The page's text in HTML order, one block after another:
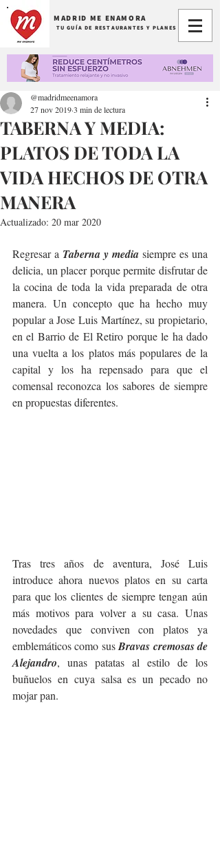
MADRID ME ENAMORA
TU GUÍA DE RESTAURANTES Y PLANES
TABERNA Y MEDIA:
PLATOS DE TODA LA
VIDA HECHOS DE OTRA
MANERA
@madridmeenamora
27 nov 20193 min de lectura
Actualizado: 20 mar 2020
Regresar a Taberna y media siempre es una
delicia, un placer porque permite disfrutar de
la cocina de toda la vida preparada de otra
manera. Un concepto que ha hecho muy
popular a Jose Luis Martínez, su propietario,
en el Barrio de El Retiro porque le ha dado
una vuelta a los platos más populares de la
capital y los ha repensado para que el
comensal reconozca los sabores de siempre
en propuestas diferentes.
Tras tres años de aventura, José Luis
introduce ahora nuevos platos en su carta
para que los clientes de siempre tengan aún
más motivos para volver a su casa. Unas
novedades que conviven con platos ya
emblemáticos como sus Bravas cremosas de
Alejandro, unas patatas al estilo de los
buñuelos en cuya salsa es un pecado no
mojar pan.